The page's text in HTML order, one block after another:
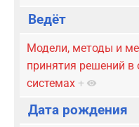
Ведёт
Модели, методы и
принятия решений в
системах +
Дата рождения